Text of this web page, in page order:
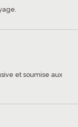
et soumise aux